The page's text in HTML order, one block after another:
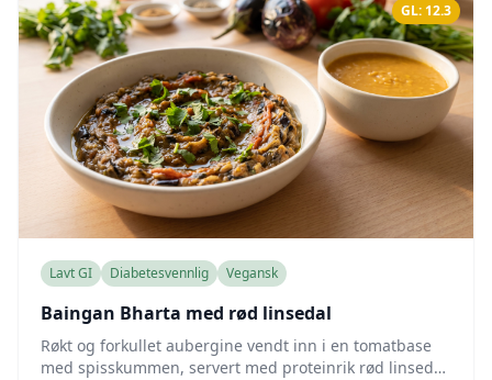
GL: 12.3
Lavt GI Diabetesvennlig Vegansk
Baingan Bharta med rød linsedal
Røkt og forkullet aubergine vendt inn i en tomatbase
med spisskummen, servert med proteinrik rød linsedal